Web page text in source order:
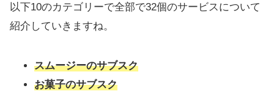
以下10のカテゴリーで全部で32個のサービスについて
紹介していきますね。
スムージーのサブスク
お菓子のサブスク